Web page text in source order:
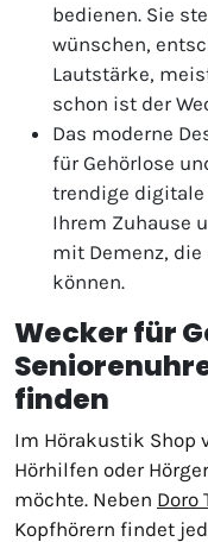
bedienen. Sie
wünschen,
Lautstärke,
schon ist der
Das moderne
für Gehörlose
trendige digitale
Ihrem Zuhause
mit Demenz,
können.
Wecker für
finden
Im Hörakustik Shop
Hörhilfen oder
möchte. Neben Doro
Kopfhörern findet